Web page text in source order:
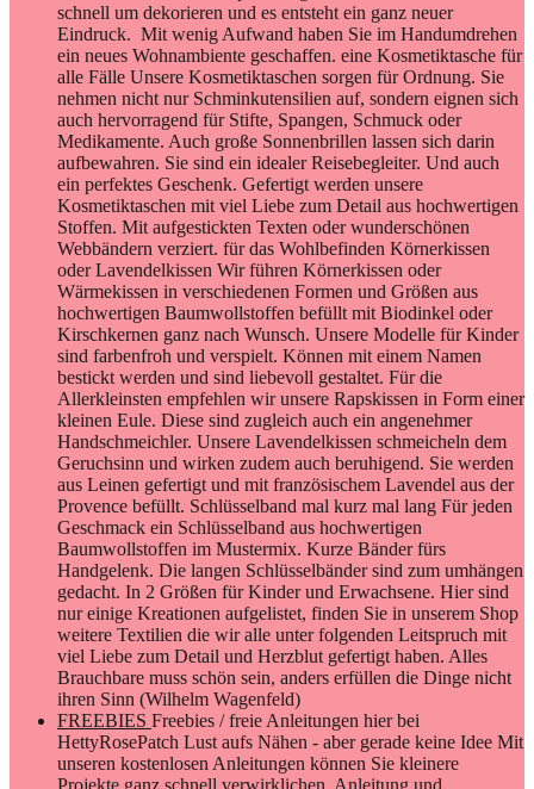
schnell um dekorieren und es entsteht ein ganz neuer
Eindruck. Mit wenig Aufwand haben Sie im Handumdrehen
ein neues Wohnambiente geschaffen. eine Kosmetiktasche für
alle Fälle Unsere Kosmetiktaschen sorgen für Ordnung. Sie
nehmen nicht nur Schminkutensilien auf, sondern eignen sich
auch hervorragend für Stifte, Spangen, Schmuck oder
Medikamente. Auch große Sonnenbrillen lassen sich darin
aufbewahren. Sie sind ein idealer Reisebegleiter. Und auch
ein perfektes Geschenk. Gefertigt werden unsere
Kosmetiktaschen mit viel Liebe zum Detail aus hochwertigen
Stoffen. Mit aufgestickten Texten oder wunderschönen
Webbändern verziert. für das Wohlbefinden Körnerkissen
oder Lavendelkissen Wir führen Körnerkissen oder
Wärmekissen in verschiedenen Formen und Größen aus
hochwertigen Baumwollstoffen befüllt mit Biodinkel oder
Kirschkernen ganz nach Wunsch. Unsere Modelle für Kinder
sind farbenfroh und verspielt. Können mit einem Namen
bestickt werden und sind liebevoll gestaltet. Für die
Allerkleinsten empfehlen wir unsere Rapskissen in Form einer
kleinen Eule. Diese sind zugleich auch ein angenehmer
Handschmeichler. Unsere Lavendelkissen schmeicheln dem
Geruchsinn und wirken zudem auch beruhigend. Sie werden
aus Leinen gefertigt und mit französischem Lavendel aus der
Provence befüllt. Schlüsselband mal kurz mal lang Für jeden
Geschmack ein Schlüsselband aus hochwertigen
Baumwollstoffen im Mustermix. Kurze Bänder fürs
Handgelenk. Die langen Schlüsselbänder sind zum umhängen
gedacht. In 2 Größen für Kinder und Erwachsene. Hier sind
nur einige Kreationen aufgelistet, finden Sie in unserem Shop
weitere Textilien die wir alle unter folgenden Leitspruch mit
viel Liebe zum Detail und Herzblut gefertigt haben. Alles
Brauchbare muss schön sein, anders erfüllen die Dinge nicht
ihren Sinn (Wilhelm Wagenfeld)
FREEBIES Freebies / freie Anleitungen hier bei
HettyRosePatch Lust aufs Nähen - aber gerade keine Idee Mit
unseren kostenlosen Anleitungen können Sie kleinere
Projekte ganz schnell verwirklichen. Anleitung und